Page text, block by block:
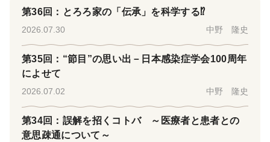
第36回：とろろ家の「伝承」を科学する⁉
2026.07.30 中野 隆史
第35回：“節目”の思い出－日本感染症学会100周年
によせて
2026.07.02 中野 隆史
第34回：誤解を招くコトバ ～医療者と患者との
意思疎通について～